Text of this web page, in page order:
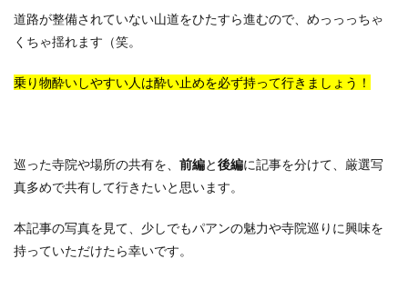
道路が整備されていない山道をひたすら進むので、めっっっちゃ
くちゃ揺れます（笑。
乗り物酔いしやすい人は酔い止めを必ず持って行きましょう！
巡った寺院や場所の共有を、 前編と後編に記事を分けて、厳選写
真多めで共有して行きたいと思います。
本記事の写真を見て、少しでもパアンの魅力や寺院巡りに興味を
持っていただけたら幸いです。